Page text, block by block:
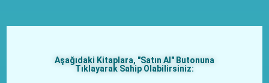
Aşağıdaki Kitaplara, "Satın Al" Butonuna
Tıklayarak Sahip Olabilirsiniz: